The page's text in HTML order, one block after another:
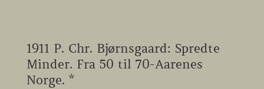
1911 P. Chr. Bjørnsgaard: Spredte
Minder. Fra 50 til 70-Aarenes
Norge. *